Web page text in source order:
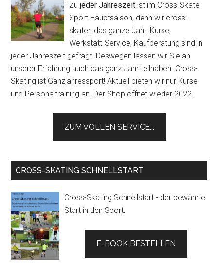
Zujeder Jahreszeit ist im Cross-Skate-
Sport Hauptsaison, denn wir cross-
skaten das ganze Jahr. Kurse,
Werkstatt-Service, Kaufberatung sind in
jeder Jahreszeit gefragt. Deswegen lassen wir Sie an
unserer Erfahrung auch das ganz Jahr teilhaben. Cross-
Skating ist Ganzjahressport! Aktuell bieten wir nur Kurse
und Personaltraining an. Der Shop öffnet wieder 2022.
ZUM VOLLEN SERVICE...
CROSS-SKATING SCHNELLSTART
Cross-Skating Schnellstart - der bewährte
Start in den Sport.
E-BOOK BESTELLEN